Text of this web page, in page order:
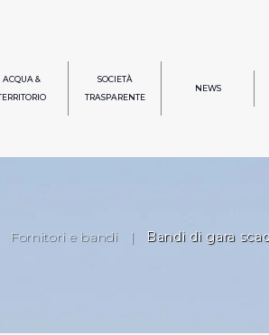
ACQUA &
SOCIETÀ
TRASPARENTE
NEWS
Fornitori e bandi | Bandi di gara